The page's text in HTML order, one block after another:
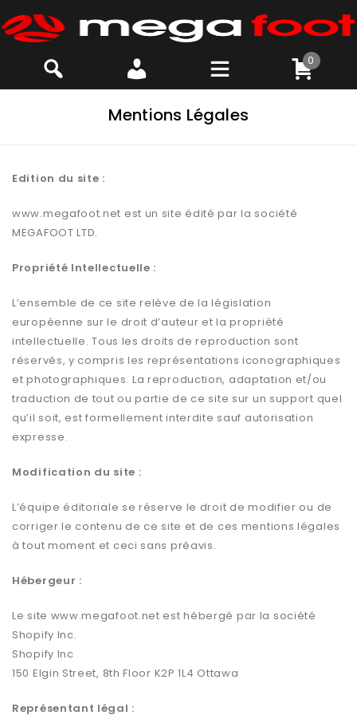
0
Mentions Légales
Edition du site :
www.megafoot.net est un site édité par la société
MEGAFOOT LTD.
Propriété Intellectuelle :
L’ensemble de ce site relève de la législation
européenne sur le droit d’auteur et la propriété
intellectuelle. Tous les droits de reproduction sont
réservés, y compris les représentations iconographiques
et photographiques. La reproduction, adaptation et/ou
traduction de tout ou partie de ce site sur un support quel
qu’il soit, est formellement interdite sauf autorisation
expresse.
Modification du site :
L’équipe éditoriale se réserve le droit de modifier ou de
corriger le contenu de ce site et de ces mentions légales
à tout moment et ceci sans préavis.
Hébergeur :
Le site www.megafoot.net est hébergé par la société
Shopify Inc.
Shopify Inc
150 Elgin Street, 8th Floor K2P 1L4 Ottawa
Représentant légal :